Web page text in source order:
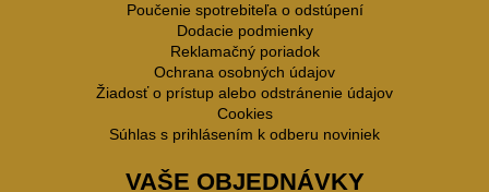
Poučenie spotrebiteľa o odstúpení
Dodacie podmienky
Reklamačný poriadok
Ochrana osobných údajov
Žiadosť o prístup alebo odstránenie údajov
Cookies
Súhlas s prihlásením k odberu noviniek
VAŠE OBJEDNÁVKY